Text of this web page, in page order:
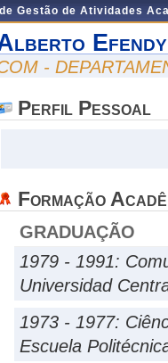
Gestão de Atividades
Efendy
-
Perfil Pessoal
Formação
GRADUAÇÃO
1979 - 1991:
Universidad
1973 - 1977:
Escuela